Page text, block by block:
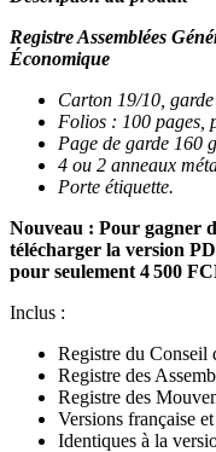
Registre Assemblées
Économique
Carton 19/10, garde
Folios : 100 pages,
Page de garde 160
4 ou 2 anneaux
Porte étiquette.
Nouveau : Pour gagner
télécharger la version
pour seulement 4 500
Inclus :
Registre du Conseil
Registre des
Registre des
Versions française
Identiques à la